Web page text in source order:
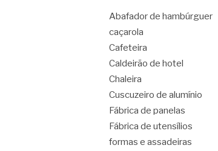
Abafador de hambúrguer
caçarola
Cafeteira
Caldeirão de hotel
Chaleira
Cuscuzeiro de alumínio
Fábrica de panelas
Fábrica de utensílios
formas e assadeiras